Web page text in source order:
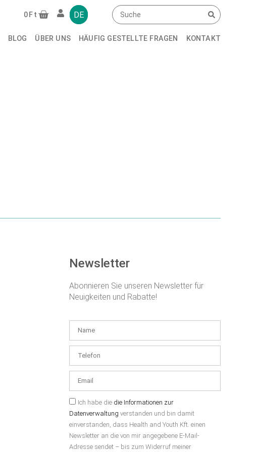
0 Ft DE
BLOG ÜBER UNS HÄUFIG GESTELLTE FRAGEN KONTAKT
Newsletter
Abonnieren Sie unseren Newsletter für
Neuigkeiten und Rabatte!
Ich habe die die Informationen zur
Datenverwaltung verstanden und bin damit
einverstanden, dass Health and Youth Kft. einen
Newsletter an die von mir angegebene E-Mail-
Adresse sendet – bis zum Widerruf meiner